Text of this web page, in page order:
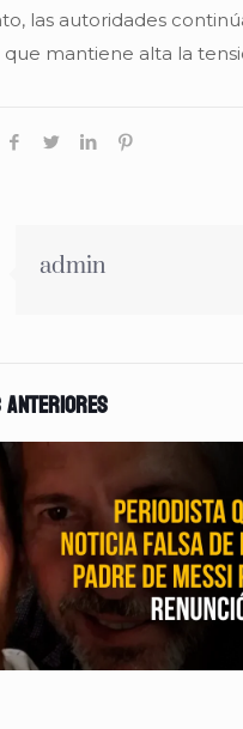
las autoridades
mantiene alta la
admin
anteriores